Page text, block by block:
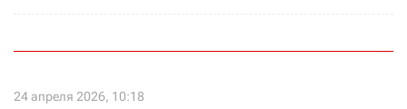
24 апреля 2026, 10:18